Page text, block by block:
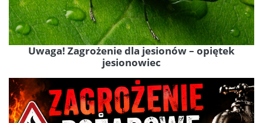
Uwaga! Zagrożenie dla jesionów – opiętek
jesionowiec